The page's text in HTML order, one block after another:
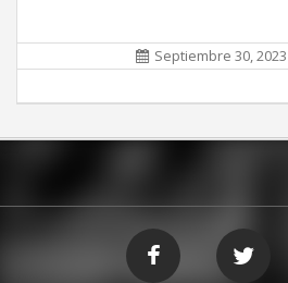
Septiembre 30, 2023